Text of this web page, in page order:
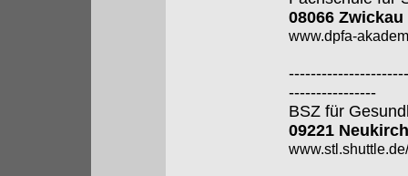
08066 Zwickau
www.dpfa-
----------------
BSZ für
09221